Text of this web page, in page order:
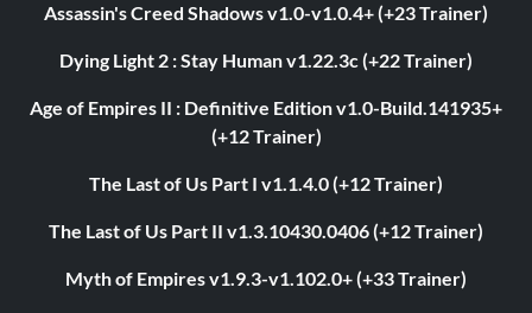
Assassin's Creed Shadows v1.0-v1.0.4+ (+23 Trainer)
Dying Light 2 : Stay Human v1.22.3c (+22 Trainer)
Age of Empires II : Definitive Edition v1.0-Build.141935+
(+12 Trainer)
The Last of Us Part I v1.1.4.0 (+12 Trainer)
The Last of Us Part II v1.3.10430.0406 (+12 Trainer)
Myth of Empires v1.9.3-v1.102.0+ (+33 Trainer)